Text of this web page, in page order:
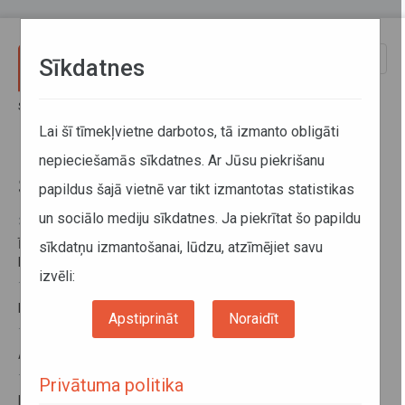
Sākums
Šveice
31. oktobris 2024
Īslaicīga robežkontroles atjaunošana uz Francijas robežas ar
16. janvāris 2024
18. jūlijs 2023
Autoceļu lietošanas nodevas Šveicē
15. marts 2022
Sīkdatnes
Lai šī tīmekļvietne darbotos, tā izmanto obligāti
nepieciešamās sīkdatnes. Ar Jūsu piekrišanu
papildus šajā vietnē var tikt izmantotas statistikas
un sociālo mediju sīkdatnes. Ja piekrītat šo papildu
sīkdatņu izmantošanai, lūdzu, atzīmējiet savu
izvēli:
Apstiprināt Noraidīt
Privātuma politika